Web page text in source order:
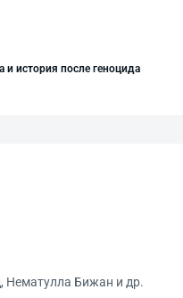
история после геноцида
Нематулла Бижан и др.